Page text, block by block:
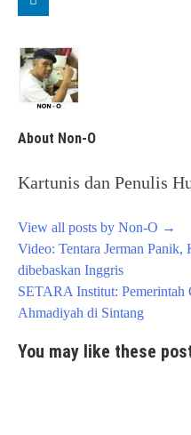
About Non-O
Kartunis dan Penulis
View all posts by Non-O →
Post
navigation
Video: Tentara Jerman
dibebaskan Inggris
SETARA Institut: Pemerintah
Ahmadiyah di Sintang
You may like these